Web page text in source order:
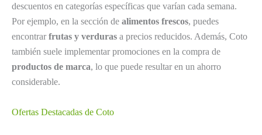
descuentos en categorías específicas que varían cada semana.
Por ejemplo, en la sección de alimentos frescos, puedes
encontrar frutas y verduras a precios reducidos. Además, Coto
también suele implementar promociones en la compra de
productos de marca, lo que puede resultar en un ahorro
considerable.
Ofertas Destacadas de Coto